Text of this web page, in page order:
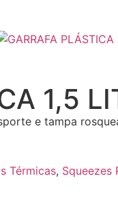
1,5
e tampa
Térmicas, Squeezes